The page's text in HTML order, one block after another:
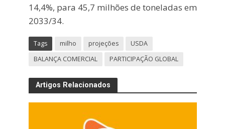
14,4%, para 45,7 milhões de toneladas em
2033/34.
Tags milho projeções
USDA
BALANÇA COMERCIAL
PARTICIPAÇÃO GLOBAL
Artigos Relacionados